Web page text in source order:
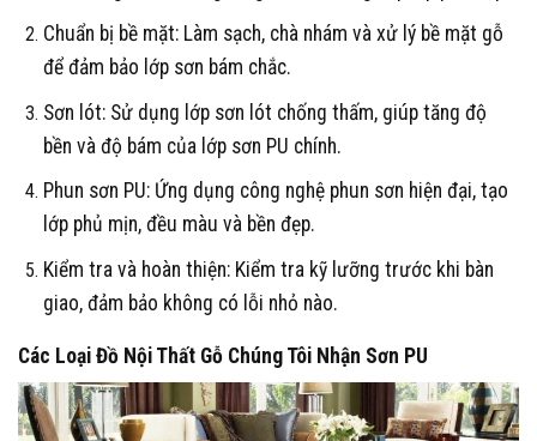
Chuẩn bị bề mặt: Làm sạch, chà nhám và xử lý bề mặt gỗ
để đảm bảo lớp sơn bám chắc.
Sơn lót: Sử dụng lớp sơn lót chống thấm, giúp tăng độ
bền và độ bám của lớp sơn PU chính.
Phun sơn PU: Ứng dụng công nghệ phun sơn hiện đại, tạo
lớp phủ mịn, đều màu và bền đẹp.
Kiểm tra và hoàn thiện: Kiểm tra kỹ lưỡng trước khi bàn
giao, đảm bảo không có lỗi nhỏ nào.
Các Loại Đồ Nội Thất Gỗ Chúng Tôi Nhận Sơn PU